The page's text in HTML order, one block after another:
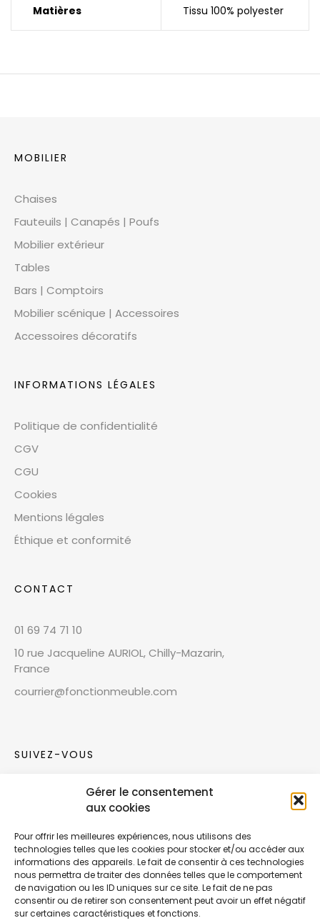
Gérer le consentement
aux cookies
Pour offrir les meilleures expériences, nous utilisons des
technologies telles que les cookies pour stocker et/ou accéder aux
informations des appareils. Le fait de consentir à ces technologies
nous permettra de traiter des données telles que le comportement
de navigation ou les ID uniques sur ce site. Le fait de ne pas
consentir ou de retirer son consentement peut avoir un effet négatif
sur certaines caractéristiques et fonctions.
Matières Tissu 100% polyester
MOBILIER
Chaises
Fauteuils | Canapés | Poufs
Mobilier extérieur
Tables
Bars | Comptoirs
Mobilier scénique | Accessoires
Accessoires décoratifs
INFORMATIONS LÉGALES
Politique de confidentialité
CGV
CGU
Cookies
Mentions légales
Éthique et conformité
CONTACT
01 69 74 71 10
10 rue Jacqueline AURIOL, Chilly-Mazarin,
France
courrier@fonctionmeuble.com
SUIVEZ-VOUS
Rejoignez notre communauté sur les réseaux
Nouvelles collections, vie de l’équipe ou
inspirations : soyez informés de nos dernières
actualités.